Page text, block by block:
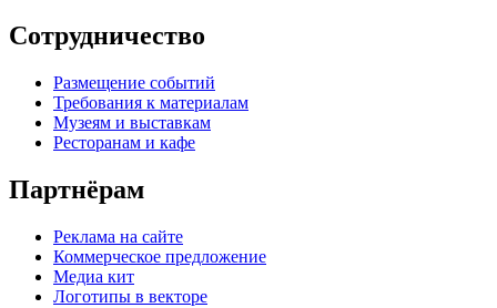
Сотрудничество
Размещение событий
Требования к материалам
Музеям и выставкам
Ресторанам и кафе
Партнёрам
Реклама на сайте
Коммерческое предложение
Медиа кит
Логотипы в векторе